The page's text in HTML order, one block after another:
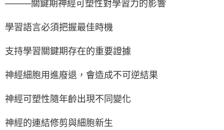
────關鍵期神經可塑性對學習力的影響
學習語言必須把握最佳時機
支持學習關鍵期存在的重要證據
神經細胞用進廢退，會造成不可逆結果
神經可塑性隨年齡出現不同變化
神經的連結修剪與細胞新生